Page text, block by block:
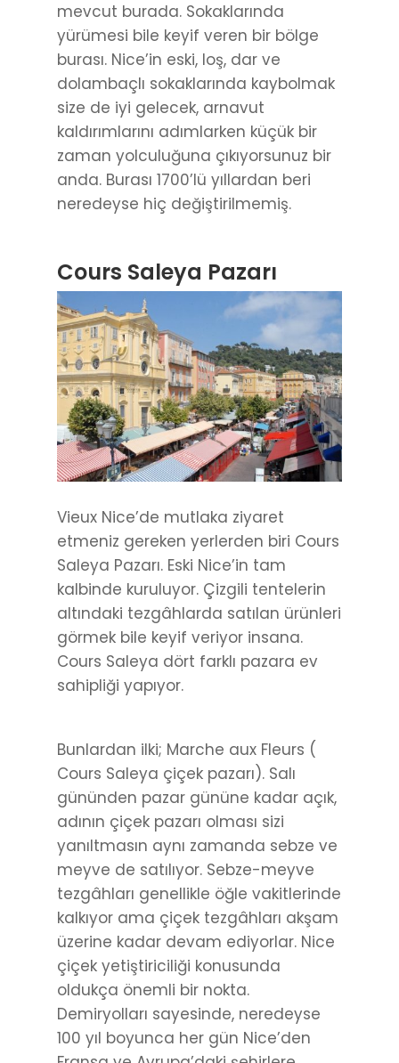
mevcut burada. Sokaklarında
yürümesi bile keyif veren bir bölge
burası. Nice’in eski, loş, dar ve
dolambaçlı sokaklarında kaybolmak
size de iyi gelecek, arnavut
kaldırımlarını adımlarken küçük bir
zaman yolculuğuna çıkıyorsunuz bir
anda. Burası 1700’lü yıllardan beri
neredeyse hiç değiştirilmemiş.
Cours Saleya Pazarı
Vieux Nice’de mutlaka ziyaret
etmeniz gereken yerlerden biri Cours
Saleya Pazarı. Eski Nice’in tam
kalbinde kuruluyor. Çizgili tentelerin
altındaki tezgâhlarda satılan ürünleri
görmek bile keyif veriyor insana.
Cours Saleya dört farklı pazara ev
sahipliği yapıyor.
Bunlardan ilki; Marche aux Fleurs (
Cours Saleya çiçek pazarı). Salı
gününden pazar gününe kadar açık,
adının çiçek pazarı olması sizi
yanıltmasın aynı zamanda sebze ve
meyve de satılıyor. Sebze-meyve
tezgâhları genellikle öğle vakitlerinde
kalkıyor ama çiçek tezgâhları akşam
üzerine kadar devam ediyorlar. Nice
çiçek yetiştiriciliği konusunda
oldukça önemli bir nokta.
Demiryolları sayesinde, neredeyse
100 yıl boyunca her gün Nice’den